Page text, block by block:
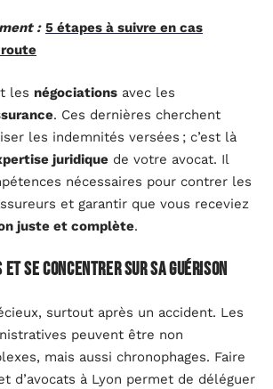
: 5 étapes à suivre en cas
les négociations avec les
. Ces dernières cherchent
les indemnités versées ; c’est là
juridique de votre avocat. Il
nécessaires pour contrer les
et garantir que vous receviez
juste et complète.
et se concentrer sur sa guérison
surtout après un accident. Les
peuvent être non
mais aussi chronophages. Faire
d’avocats à Lyon permet de déléguer